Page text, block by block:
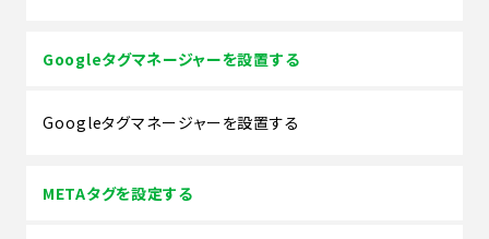
Googleタグマネージャーを設置する
Googleタグマネージャーを設置する
METAタグを設定する